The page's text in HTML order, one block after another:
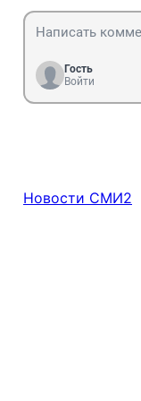
Гость
Войти
Новости СМИ2